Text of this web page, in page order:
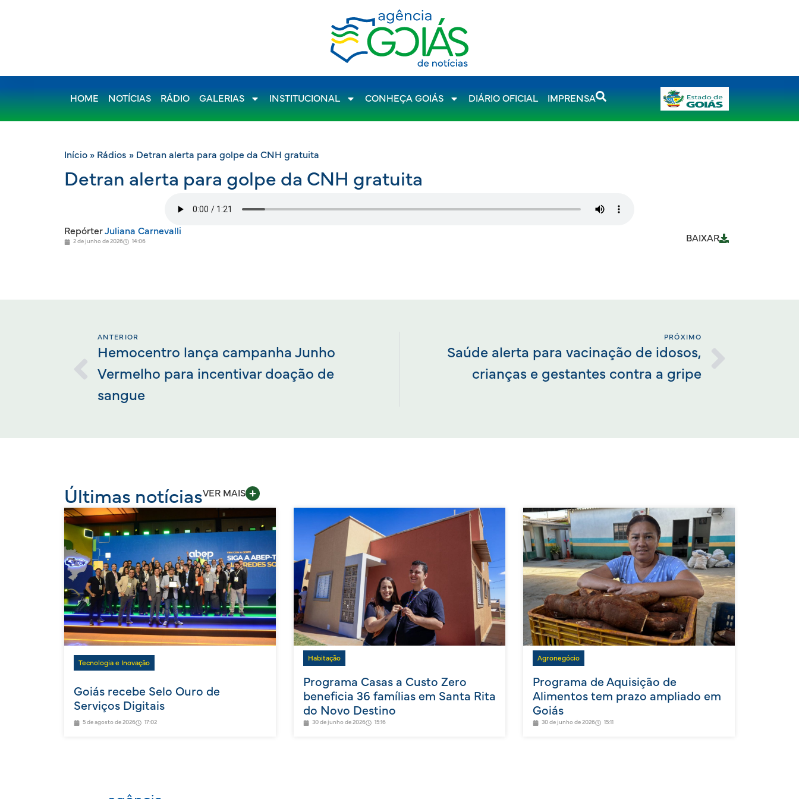
HOME NOTÍCIAS RÁDIO GALERIAS INSTITUCIONAL CONHEÇA GOIÁS DIÁRIO OFICIAL IMPRENSA
Início » Rádios » Detran alerta para golpe da CNH gratuita
Detran alerta para golpe da CNH gratuita
RepórterJuliana Carnevalli
2 de junho de 2026 14:06 BAIXAR
ANTERIOR
Hemocentro lança campanha Junho
Vermelho para incentivar doação de
sangue
PRÓXIMO
Saúde alerta para vacinação de idosos,
crianças e gestantes contra a gripe
Últimas notíciasVER MAIS
Tecnologia e Inovação
Goiás recebe Selo Ouro de
Serviços Digitais
5 de agosto de 2026 17:02
Habitação
Programa Casas a Custo Zero
beneficia 36 famílias em Santa Rita
do Novo Destino
30 de junho de 2026 15:16
Agronegócio
Programa de Aquisição de
Alimentos tem prazo ampliado em
Goiás
30 de junho de 2026 15:11